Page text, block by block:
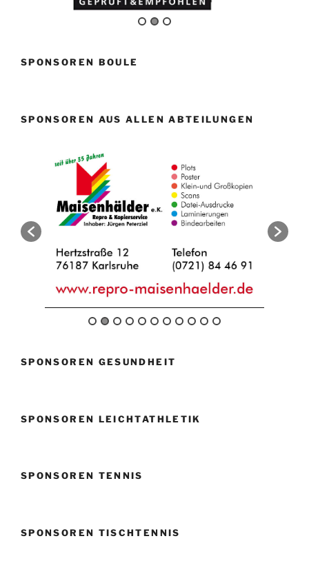
SPONSOREN BOULE
SPONSOREN AUS ALLEN ABTEILUNGEN
SPONSOREN GESUNDHEIT
SPONSOREN LEICHTATHLETIK
SPONSOREN TENNIS
SPONSOREN TISCHTENNIS